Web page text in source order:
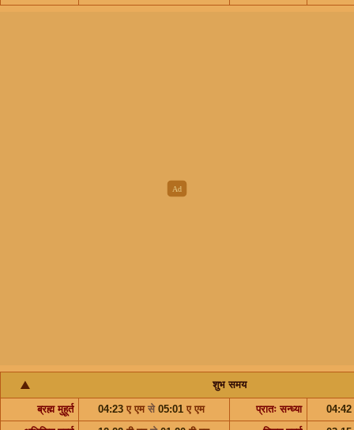
शुभ समय
ब्रह्म मुहूर्त 04:23 ए एम से 05:01 ए एम प्रातः सन्ध्या
04:42